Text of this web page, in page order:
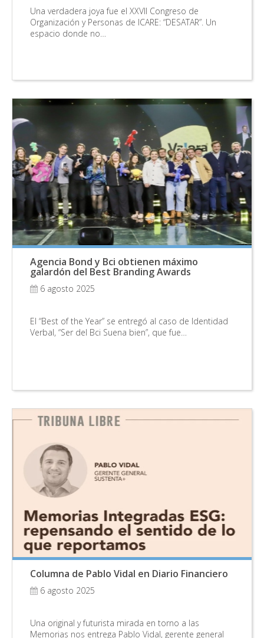
Una verdadera joya fue el XXVII Congreso de
Organización y Personas de ICARE: “DESATAR”. Un
espacio donde no…
Agencia Bond y Bci obtienen máximo
galardón del Best Branding Awards
6 agosto 2025
El “Best of the Year” se entregó al caso de Identidad
Verbal, “Ser del Bci Suena bien”, que fue…
Columna de Pablo Vidal en Diario Financiero
6 agosto 2025
Una original y futurista mirada en torno a las
Memorias nos entrega Pablo Vidal, gerente general